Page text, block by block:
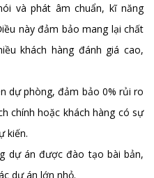
và phát âm chuẩn, kĩ năng
này đảm bảo mang lại chất
khách hàng đánh giá cao,
dự phòng, đảm bảo 0% rủi ro
chính hoặc khách hàng có sự
kiến.
dự án được đào tạo bài bản,
dự án lớn nhỏ.